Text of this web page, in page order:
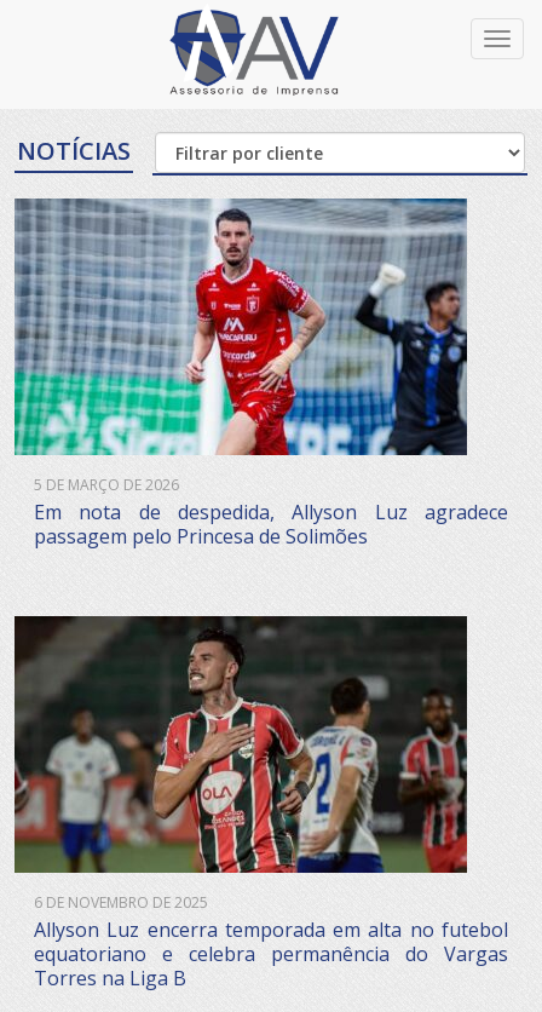
NOTÍCIAS
5 DE MARÇO DE 2026
Em nota de despedida, Allyson Luz agradece
passagem pelo Princesa de Solimões
6 DE NOVEMBRO DE 2025
Allyson Luz encerra temporada em alta no futebol
equatoriano e celebra permanência do Vargas
Torres na Liga B